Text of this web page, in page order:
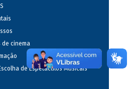
de cinema
de Espetáculos Musicais